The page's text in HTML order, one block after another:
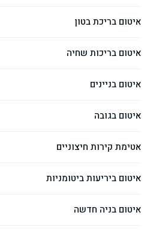
איטום בריכת בטון
איטום בריכות שחיה
איטום בניינים
איטום בגובה
אטימת קירות חיצוניים
איטום ביריעות ביטומניות
איטום בניה חדשה